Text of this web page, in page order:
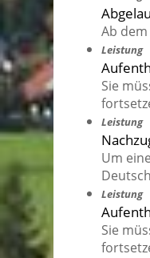
Ab
Leistung
Sie
Leistung
Um
Leistung
Sie